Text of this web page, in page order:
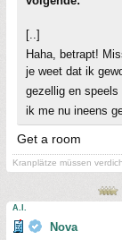
[..]
Haha, betrapt!
je weet dat ik
gezellig en
ik me nu ineens
Get a room
Kranplätze müssen
A.I.
Nova